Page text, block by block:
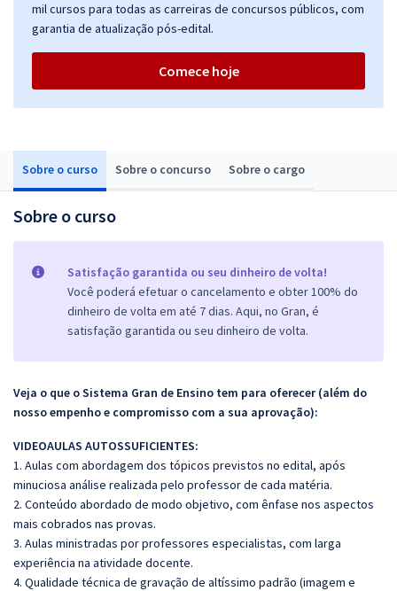
Sobre o curso Sobre o concurso Sobre o cargo
Sobre o curso
Satisfação garantida ou seu dinheiro de volta!
Você poderá efetuar o cancelamento e obter 100% do
dinheiro de volta em até 7 dias. Aqui, no Gran, é
satisfação garantida ou seu dinheiro de volta.
Veja o que o Sistema Gran de Ensino tem para oferecer (além do
nosso empenho e compromisso com a sua aprovação):
VIDEOAULAS AUTOSSUFICIENTES:
1. Aulas com abordagem dos tópicos previstos no edital, após
minuciosa análise realizada pelo professor de cada matéria.
2. Conteúdo abordado de modo objetivo, com ênfase nos aspectos
mais cobrados nas provas.
3. Aulas ministradas por professores especialistas, com larga
experiência na atividade docente.
4. Qualidade técnica de gravação de altíssimo padrão (imagem e
mil cursos para todas as carreiras de concursos públicos, com
garantia de atualização pós-edital.
Comece hoje